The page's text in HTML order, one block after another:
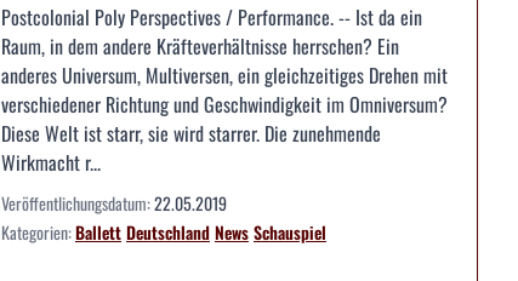
Postcolonial Poly Perspectives / Performance. -- Ist da ein
Raum, in dem andere Kräfteverhältnisse herrschen? Ein
anderes Universum, Multiversen, ein gleichzeitiges Drehen mit
verschiedener Richtung und Geschwindigkeit im Omniversum?
Diese Welt ist starr, sie wird starrer. Die zunehmende
Wirkmacht r...
Veröffentlichungsdatum:22.05.2019
Kategorien:BallettDeutschlandNewsSchauspiel